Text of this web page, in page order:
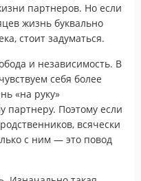
партнеров. Но если
жизнь буквально
стоит задуматься.
и независимость. В
себя более
«на руку»
Поэтому если
всячески
с ним — это повод